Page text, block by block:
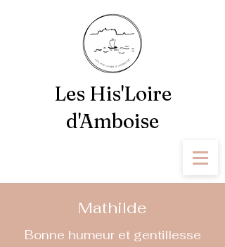
Les His'Loire
d'Amboise
Mathilde
Bonne humeur et gentillesse